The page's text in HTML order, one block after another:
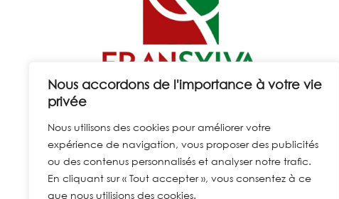
Nous accordons de l'importance à votre vie
privée
Nous utilisons des cookies pour améliorer votre
expérience de navigation, vous proposer des publicités
ou des contenus personnalisés et analyser notre trafic.
En cliquant sur « Tout accepter », vous consentez à ce
que nous utilisions des cookies.